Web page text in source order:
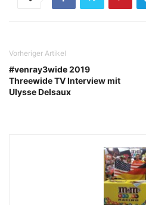
Vorheriger Artikel
#venray3wide 2019
Threewide TV Interview mit
Ulysse Delsaux